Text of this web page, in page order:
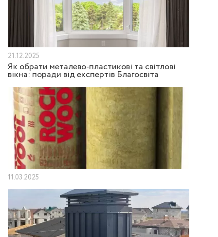
21.12.2025
Як обрати металево-пластикові та світлові
вікна: поради від експертів Благосвіта
11.03.2025